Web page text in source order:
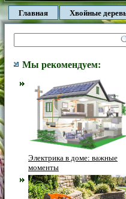
Главная Хвойные
Мы рекомендуем:
Электрика в доме: важные
моменты